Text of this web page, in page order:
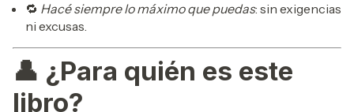
🔁 Hacé siempre lo máximo que puedas: sin exigencias
ni excusas.
👤 ¿Para quién es este
libro?